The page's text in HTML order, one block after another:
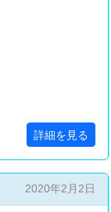
詳細を見る
2020年2月2日